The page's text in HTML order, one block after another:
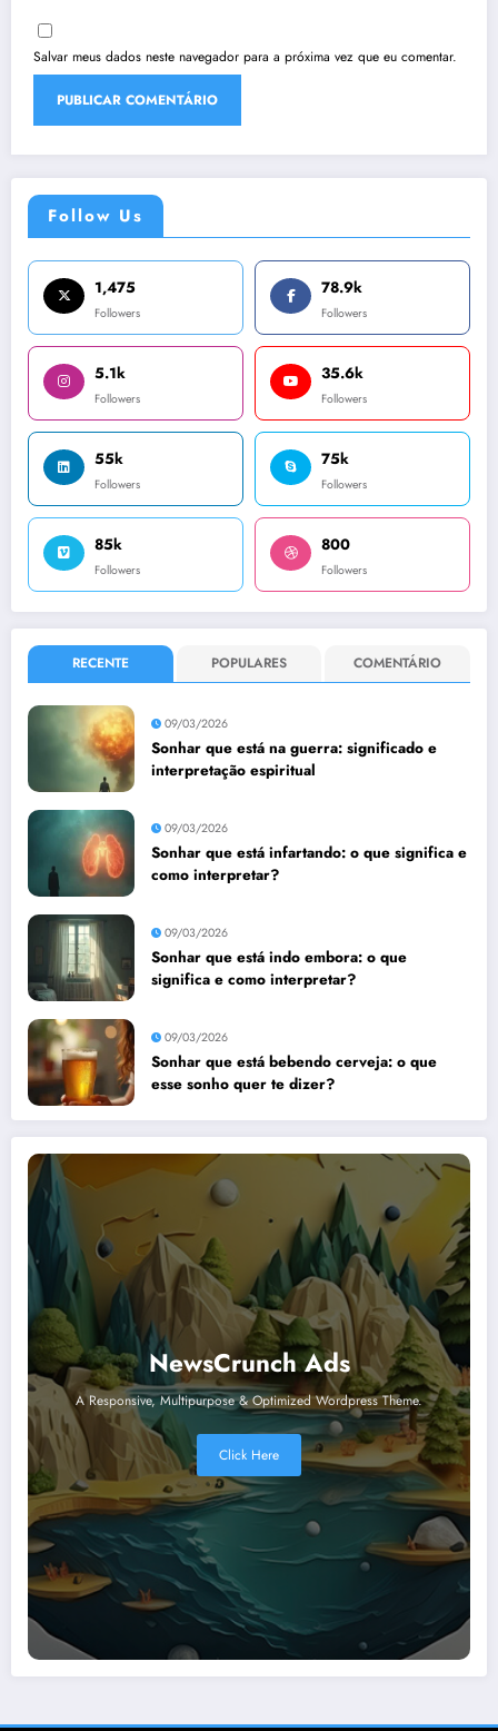
Salvar meus dados neste navegador para a próxima vez que eu comentar.
Follow Us
1,475
Followers
78.9k
Followers
5.1k
Followers
35.6k
Followers
55k
Followers
75k
Followers
85k
Followers
800
Followers
RECENTE POPULARES COMENTÁRIO
09/03/2026
Sonhar que está na guerra: significado e
interpretação espiritual
09/03/2026
Sonhar que está infartando: o que significa e
como interpretar?
09/03/2026
Sonhar que está indo embora: o que
significa e como interpretar?
09/03/2026
Sonhar que está bebendo cerveja: o que
esse sonho quer te dizer?
NewsCrunch Ads
A Responsive, Multipurpose & Optimized Wordpress Theme.
Click Here